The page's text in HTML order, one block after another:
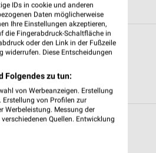
IDs in cookie und anderen
Daten möglicherweise
Ihre Einstellungen akzeptieren,
die Fingerabdruck-Schaltfläche in
oder den Link in der Fußzeile
widerrufen. Diese Entscheidungen
Folgendes zu tun:
von Werbeanzeigen. Erstellung
Erstellung von Profilen zur
Werbeleistung. Messung der
Quellen. Entwicklung